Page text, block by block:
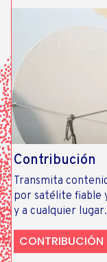
Contribución
Transmita
por satélite fiable
y a cualquier lugar.
CONTRIBUCIÓN